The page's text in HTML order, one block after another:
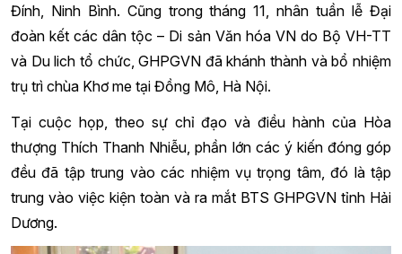
Đính, Ninh Bình. Cũng trong tháng 11, nhân tuần lễ Đại
đoàn kết các dân tộc – Di sản Văn hóa VN do Bộ VH-TT
và Du lich tổ chức, GHPGVN đã khánh thành và bổ nhiệm
trụ trì chùa Khơ me tại Đồng Mô, Hà Nội.
Tại cuộc họp, theo sự chỉ đạo và điều hành của Hòa
thượng Thích Thanh Nhiễu, phần lớn các ý kiến đóng góp
đều đã tập trung vào các nhiệm vụ trọng tâm, đó là tập
trung vào việc kiện toàn và ra mắt BTS GHPGVN tỉnh Hải
Dương.